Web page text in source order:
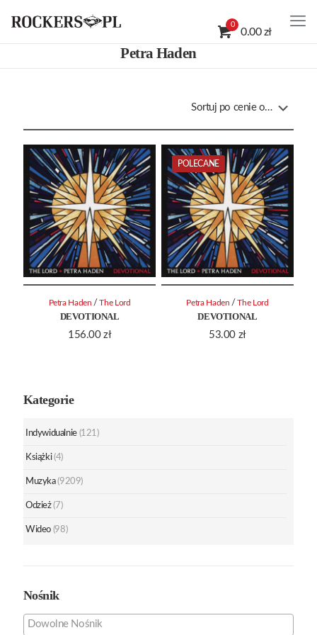
0
0.00 zł
Petra Haden
DEVOTIONAL
156.00 zł
Petra Haden /The Lord
POLECANE
DEVOTIONAL
53.00 zł
Petra Haden /The Lord
Kategorie
Indywidualnie (121)
Książki (4)
Muzyka (9209)
Odzież (7)
Wideo (98)
Nośnik